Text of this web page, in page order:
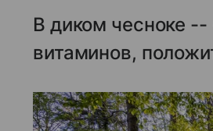
В диком чесноке
витаминов,